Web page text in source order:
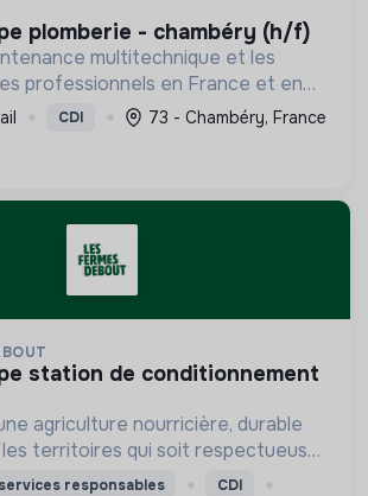
plomberie - chambéry (h/f)
multitechnique et les
professionnels en France et en
des solutions durables et en
environnement de travail éthique
CDI 73 - Chambéry, France
agriculture nourricière, durable
territoires qui soit respectueuse
des écosystèmes
responsables CDI